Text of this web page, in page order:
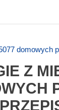
domowych
Z